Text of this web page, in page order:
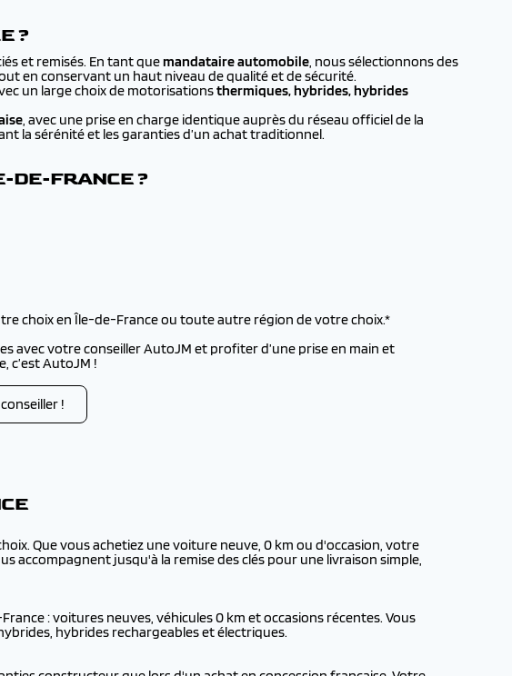
?
et remisés. En tant quemandataire automobile, nous sélectionnons des
en conservant un haut niveau de qualité et de sécurité.
un large choix de motorisationsthermiques, hybrides, hybrides
, avec une prise en charge identique auprès du réseau officiel de la
la sérénité et les garanties d’un achat traditionnel.
DE-FRANCE ?
choix en Île-de-France ou toute autre région de votre choix.*
avec votre conseiller AutoJM et profiter d’une prise en main et
c’est AutoJM !
!
Que vous achetiez une voiture neuve, 0 km ou d'occasion, votre
jusqu'à la remise des clés pour une livraison simple,
: voitures neuves, véhicules 0 km et occasions récentes. Vous
hybrides rechargeables et électriques.